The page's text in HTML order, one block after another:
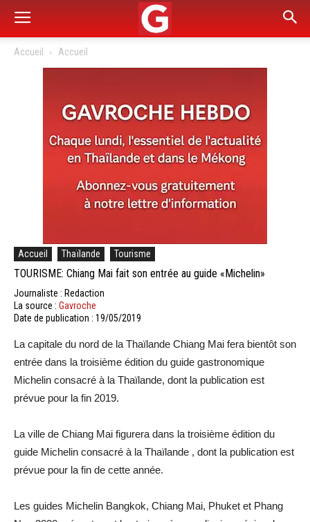
Accueil Accueil
Accueil Thaïlande Tourisme
TOURISME: Chiang Mai fait son entrée au guide «Michelin»
Journaliste : Redaction
La source : Gavroche
Date de publication : 19/05/2019
La capitale du nord de la Thaïlande Chiang Mai fera bientôt son
entrée dans la troisième édition du guide gastronomique
Michelin consacré à la Thaïlande, dont la publication est
prévue pour la fin 2019.
La ville de Chiang Mai figurera dans la troisième édition du
guide Michelin consacré à la Thaïlande , dont la publication est
prévue pour la fin de cette année.
Les guides Michelin Bangkok, Chiang Mai, Phuket et Phang